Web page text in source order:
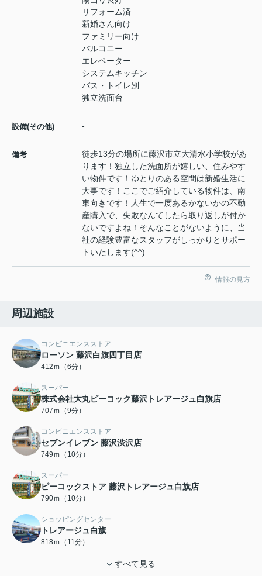
リフォーム済
新婚さん向け
ファミリー向け
バルコニー
エレベーター
システムキッチン
バス・トイレ別
独立洗面台
設備(その他) -
備考
徒歩13分の場所に藤沢市立大清水小学校があ
ります！独立した洗面所が嬉しい、住みやす
い物件です！ゆとりのある空間は新婚生活に
大事です！ここでご紹介している物件は、南
東向きです！人生で一度あるかないかの不動
産購入で、失敗なんてしたら取り返しが付か
ないですよね！そんなことがないように、当
社の経験豊富なスタッフがしっかりとサポー
トいたします(^^)
情報の見方
周辺施設
コンビニエンスストア
ローソン 藤沢白旗四丁目店
412ｍ（6分）
スーパー
株式会社大丸ピーコック藤沢トレアージュ白旗店
707ｍ（9分）
コンビニエンスストア
セブンイレブン 藤沢渋沢店
749ｍ（10分）
スーパー
ピーコックストア 藤沢トレアージュ白旗店
790ｍ（10分）
ショッピングセンター
トレアージュ白旗
818ｍ（11分）
すべて見る